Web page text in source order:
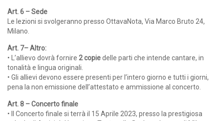
Art. 6 – Sede
Le lezioni si svolgeranno presso OttavaNota, Via Marco Bruto 24,
Milano.
Art. 7– Altro:
• L’allievo dovrà fornire 2 copiedelle parti che intende cantare, in
tonalità e lingua originali.
• Gli allievi devono essere presenti per l’intero giorno e tutti i giorni,
pena la non emissione dell’attestato e ammissione al concerto.
Art. 8 – Concerto finale
• Il Concerto finale si terrà il 15 Aprile 2023, presso la prestigiosa